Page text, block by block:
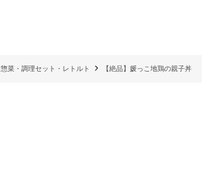
惣菜・調理セット・レトルト 【絶品】媛っこ地鶏の親子丼